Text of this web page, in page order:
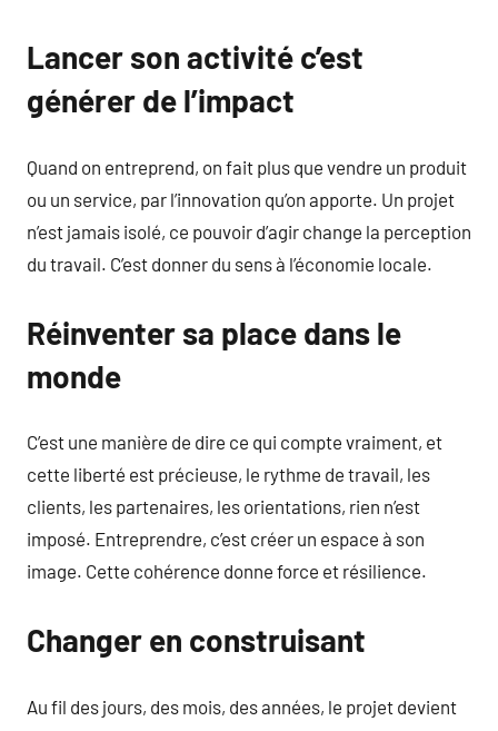
Lancer son activité c’est
générer de l’impact
Quand on entreprend, on fait plus que vendre un produit
ou un service, par l’innovation qu’on apporte. Un projet
n’est jamais isolé, ce pouvoir d’agir change la perception
du travail. C’est donner du sens à l’économie locale.
Réinventer sa place dans le
monde
C’est une manière de dire ce qui compte vraiment, et
cette liberté est précieuse, le rythme de travail, les
clients, les partenaires, les orientations, rien n’est
imposé. Entreprendre, c’est créer un espace à son
image. Cette cohérence donne force et résilience.
Changer en construisant
Au fil des jours, des mois, des années, le projet devient